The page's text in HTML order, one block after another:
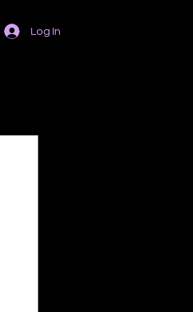
Log In